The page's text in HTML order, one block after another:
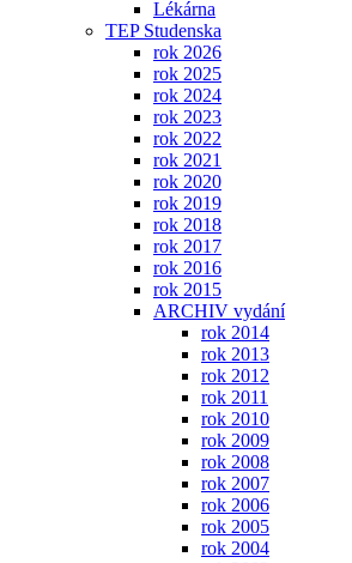
Lékárna
TEP Studenska
rok 2026
rok 2025
rok 2024
rok 2023
rok 2022
rok 2021
rok 2020
rok 2019
rok 2018
rok 2017
rok 2016
rok 2015
ARCHIV vydání
rok 2014
rok 2013
rok 2012
rok 2011
rok 2010
rok 2009
rok 2008
rok 2007
rok 2006
rok 2005
rok 2004